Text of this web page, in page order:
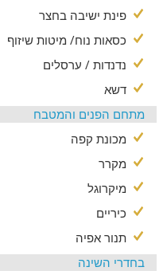
פינת ישיבה בחצר
כסאות נוח/ מיטות שיזוף
נדנדות / ערסלים
דשא
מתחם הפנים והמטבח
מכונת קפה
מקרר
מיקרוגל
כיריים
תנור אפיה
בחדרי השינה